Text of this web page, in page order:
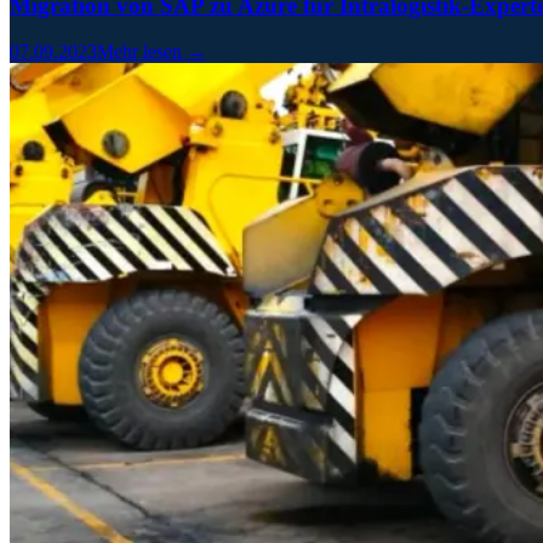
07.09.2023Mehr lesen →